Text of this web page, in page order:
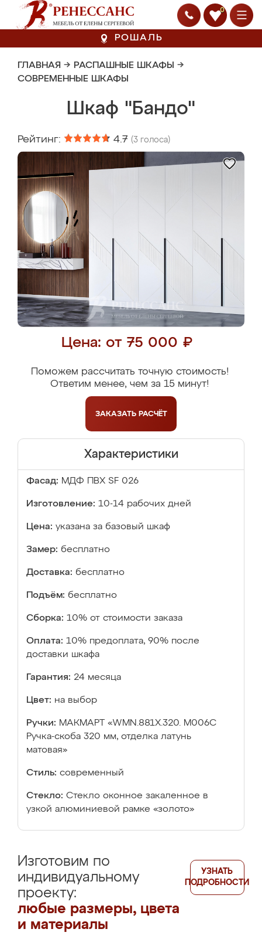
0
РОШАЛЬ
ГЛАВНАЯ → РАСПАШНЫЕ ШКАФЫ →
СОВРЕМЕННЫЕ ШКАФЫ
Шкаф "Бандо"
Рейтинг: 4.7 (3 голоса)
Цена: от 75 000 ₽
Поможем рассчитать точную стоимость!
Ответим менее, чем за 15 минут!
ЗАКАЗАТЬ РАСЧЁТ
Характеристики
Фасад: МДФ ПВХ SF 026
Изготовление: 10-14 рабочих дней
Цена: указана за базовый шкаф
Замер: бесплатно
Доставка: бесплатно
Подъём: бесплатно
Сборка: 10% от стоимости заказа
Оплата: 10% предоплата, 90% после
доставки шкафа
Гарантия: 24 месяца
Цвет: на выбор
Ручки: МАКМАРТ «WMN.881X.320. M006C
Ручка-скоба 320 мм, отделка латунь
матовая»
Стиль: современный
Стекло: Стекло оконное закаленное в
узкой алюминиевой рамке «золото»
Изготовим по
индивидуальному
проекту:
любые размеры, цвета
и материалы
УЗНАТЬ
ПОДРОБНОСТИ